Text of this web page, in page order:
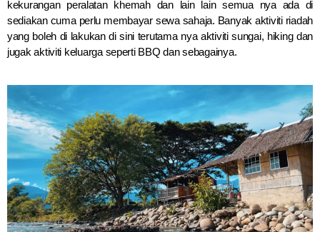
kekurangan peralatan khemah dan lain lain semua nya ada di
sediakan cuma perlu membayar sewa sahaja. Banyak aktiviti riadah
yang boleh di lakukan di sini terutama nya aktiviti sungai, hiking dan
jugak aktiviti keluarga seperti BBQ dan sebagainya.